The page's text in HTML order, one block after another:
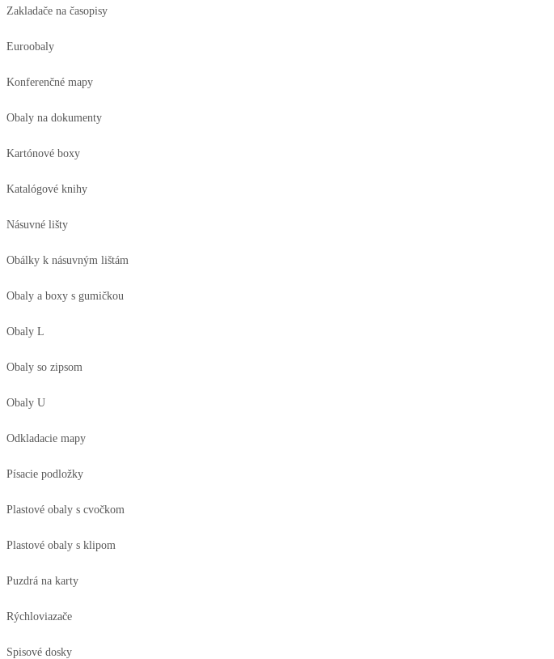
Zakladače na časopisy
Euroobaly
Konferenčné mapy
Obaly na dokumenty
Kartónové boxy
Katalógové knihy
Násuvné lišty
Obálky k násuvným lištám
Obaly a boxy s gumičkou
Obaly L
Obaly so zipsom
Obaly U
Odkladacie mapy
Písacie podložky
Plastové obaly s cvočkom
Plastové obaly s klipom
Puzdrá na karty
Rýchloviazače
Spisové dosky